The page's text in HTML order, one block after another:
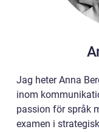
Jag heter Anna
inom
passion för språk
examen i